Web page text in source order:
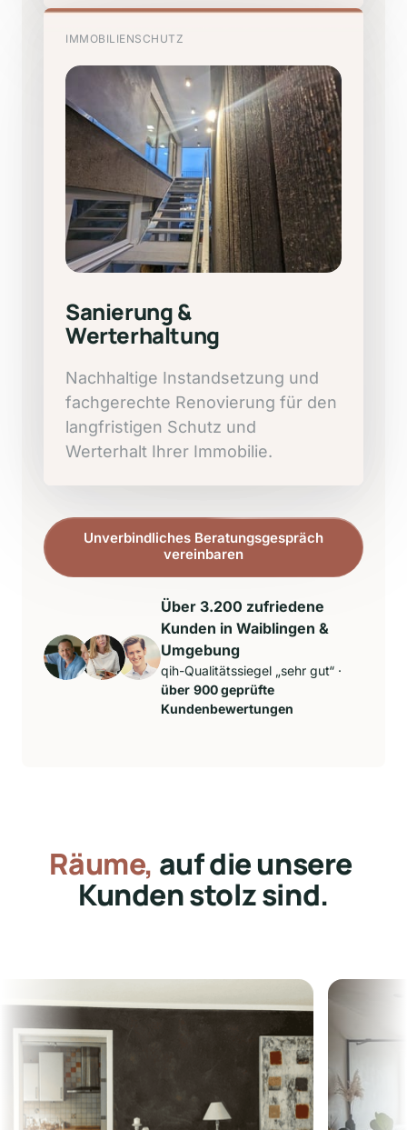
IMMOBILIENSCHUTZ
Sanierung &
Werterhaltung
Nachhaltige Instandsetzung
fachgerechte Renovierung für
langfristigen Schutz
Werterhalt Ihrer Immobilie.
Unverbindliches Beratungsgespräch
vereinbaren
Über 3.200 zufriedene
Kunden in Waiblingen &
Umgebung
über 900 geprüfte
Kundenbewertungen
Räume, auf die unsere
Kunden stolz sind.